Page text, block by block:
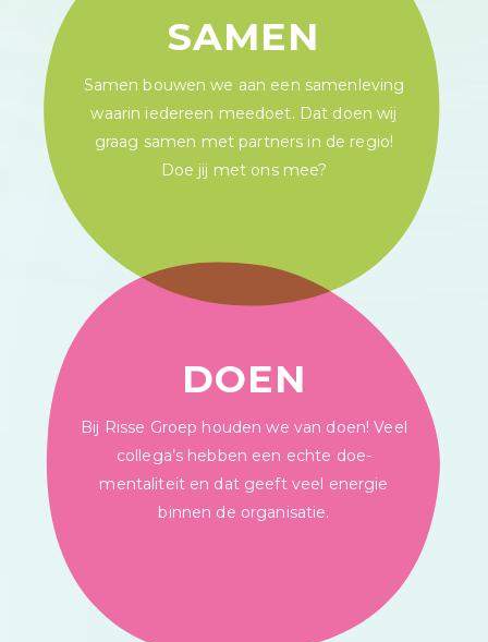
SAMEN
Samen bouwen we aan een samenleving
waarin iedereen meedoet. Dat doen wij
graag samen met partners in de regio!
Doe jij met ons mee?
DOEN
Bij Risse Groep houden we van doen! Veel
collega’s hebben een echte doe-
mentaliteit en dat geeft veel energie
binnen de organisatie.